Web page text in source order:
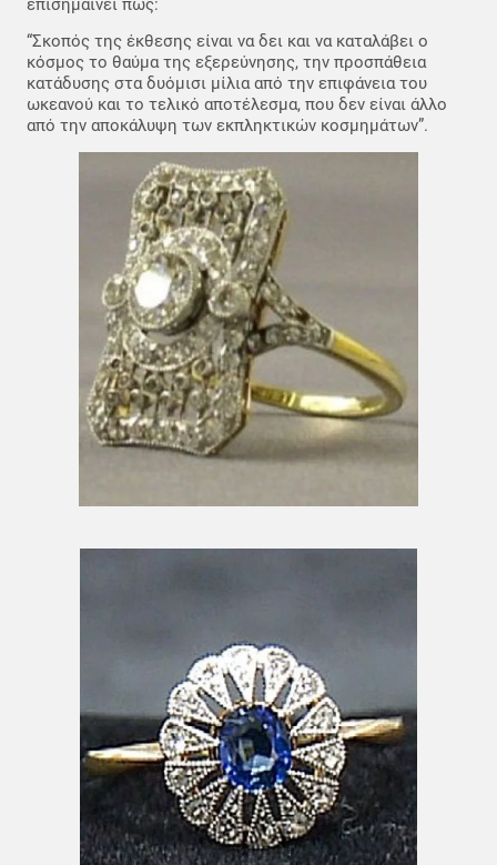
“Σκοπός της έκθεσης είναι να δει και να καταλάβει ο
κόσμος το θαύμα της εξερεύνησης, την προσπάθεια
κατάδυσης στα δυόμισι μίλια από την επιφάνεια του
ωκεανού και το τελικό αποτέλεσμα, που δεν είναι άλλο
από την αποκάλυψη των εκπληκτικών κοσμημάτων”.